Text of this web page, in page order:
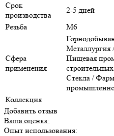
Срок
производства
2-5 дней
Резьба
М6
Сфера
применения
Металлургия
Пищевая
Стекла /
Коллекция
Добавить отзыв
Ваша оценка:
Опыт использования: